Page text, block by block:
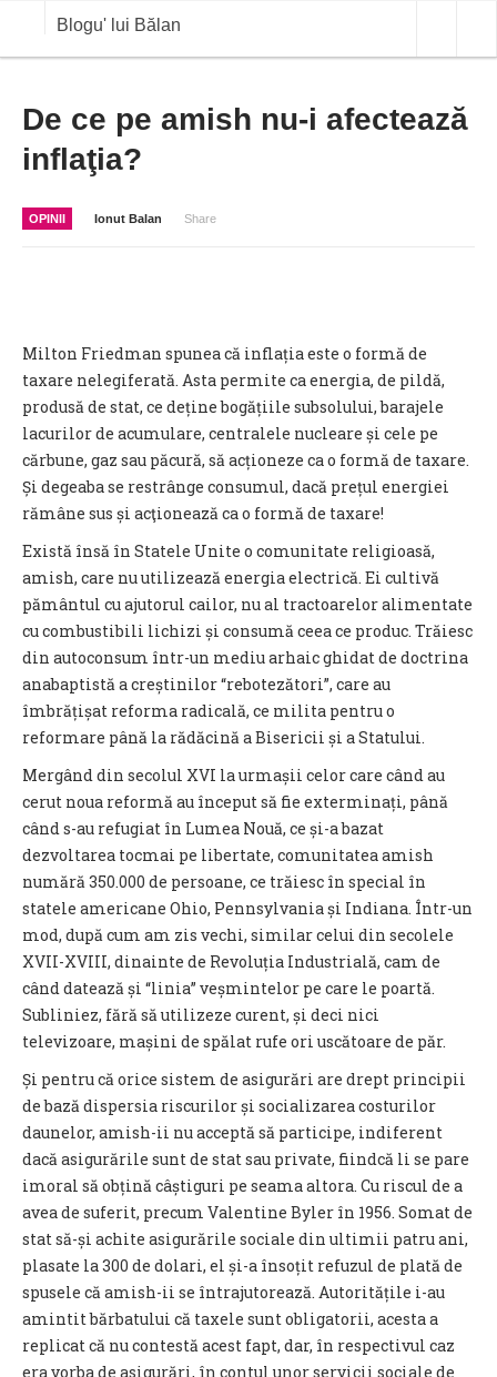
Blogu' lui Bălan
ANALIZE
COTATII BVB
De ce pe amish nu-i afectează
inflaţia?
OPINII Ionut Balan Share
Milton Friedman spunea că inflația este o formă de
taxare nelegiferată. Asta permite ca energia, de pildă,
produsă de stat, ce deține bogățiile subsolului, barajele
lacurilor de acumulare, centralele nucleare și cele pe
cărbune, gaz sau păcură, să acționeze ca o formă de taxare.
Și degeaba se restrânge consumul, dacă prețul energiei
rămâne sus și acţionează ca o formă de taxare!
Există însă în Statele Unite o comunitate religioasă,
amish, care nu utilizează energia electrică. Ei cultivă
pământul cu ajutorul cailor, nu al tractoarelor alimentate
cu combustibili lichizi și consumă ceea ce produc. Trăiesc
din autoconsum într-un mediu arhaic ghidat de doctrina
anabaptistă a creștinilor “rebotezători”, care au
îmbrățișat reforma radicală, ce milita pentru o
reformare până la rădăcină a Bisericii și a Statului.
Mergând din secolul XVI la urmașii celor care când au
cerut noua reformă au început să fie exterminați, până
când s-au refugiat în Lumea Nouă, ce și-a bazat
dezvoltarea tocmai pe libertate, comunitatea amish
numără 350.000 de persoane, ce trăiesc în special în
statele americane Ohio, Pennsylvania și Indiana. Într-un
mod, după cum am zis vechi, similar celui din secolele
XVII-XVIII, dinainte de Revoluția Industrială, cam de
când datează și “linia” veșmintelor pe care le poartă.
Subliniez, fără să utilizeze curent, și deci nici
televizoare, mașini de spălat rufe ori uscătoare de păr.
Și pentru că orice sistem de asigurări are drept principii
de bază dispersia riscurilor și socializarea costurilor
daunelor, amish-ii nu acceptă să participe, indiferent
dacă asigurările sunt de stat sau private, fiindcă li se pare
imoral să obțină câștiguri pe seama altora. Cu riscul de a
avea de suferit, precum Valentine Byler în 1956. Somat de
stat să-și achite asigurările sociale din ultimii patru ani,
plasate la 300 de dolari, el și-a însoțit refuzul de plată de
spusele că amish-ii se întrajutorează. Autoritățile i-au
amintit bărbatului că taxele sunt obligatorii, acesta a
replicat că nu contestă acest fapt, dar, în respectivul caz
era vorba de asigurări, în contul unor servicii sociale de